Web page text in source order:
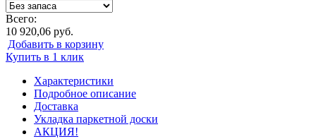
Всего:
10 920,06 руб.
Добавить в корзину
Купить в 1 клик
Характеристики
Подробное описание
Доставка
Укладка паркетной доски
АКЦИЯ!